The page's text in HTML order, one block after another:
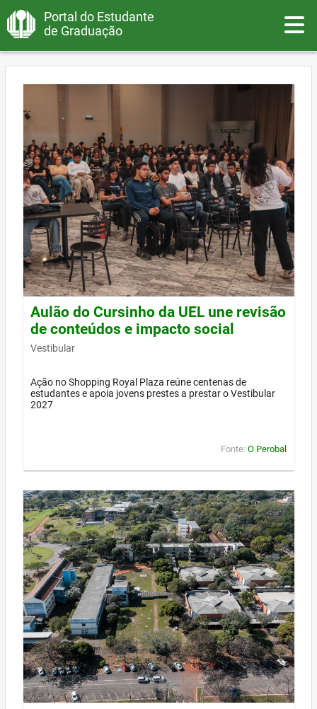
Portal do Estudante
de Graduação
Aulão do Cursinho da UEL une revisão
de conteúdos e impacto social
Vestibular
Ação no Shopping Royal Plaza reúne centenas de
estudantes e apoia jovens prestes a prestar o Vestibular
2027
Fonte: O Perobal